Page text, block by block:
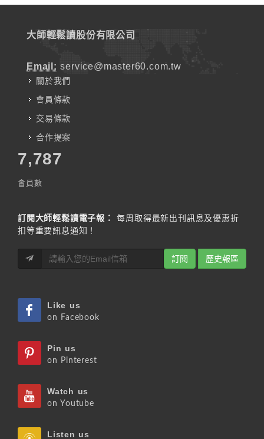
大師輕鬆讀股份有限公司
Email: service@master60.com.tw
關於我們
會員條款
交易條款
合作提案
7,787
會員數
訂閱大師輕鬆讀電子報：
每周取得最新出刊訊息及優惠折
扣等重要訊息通知！
訂閱 歷史報區
Like us
on Facebook
Pin us
on Pinterest
Watch us
on Youtube
Listen us